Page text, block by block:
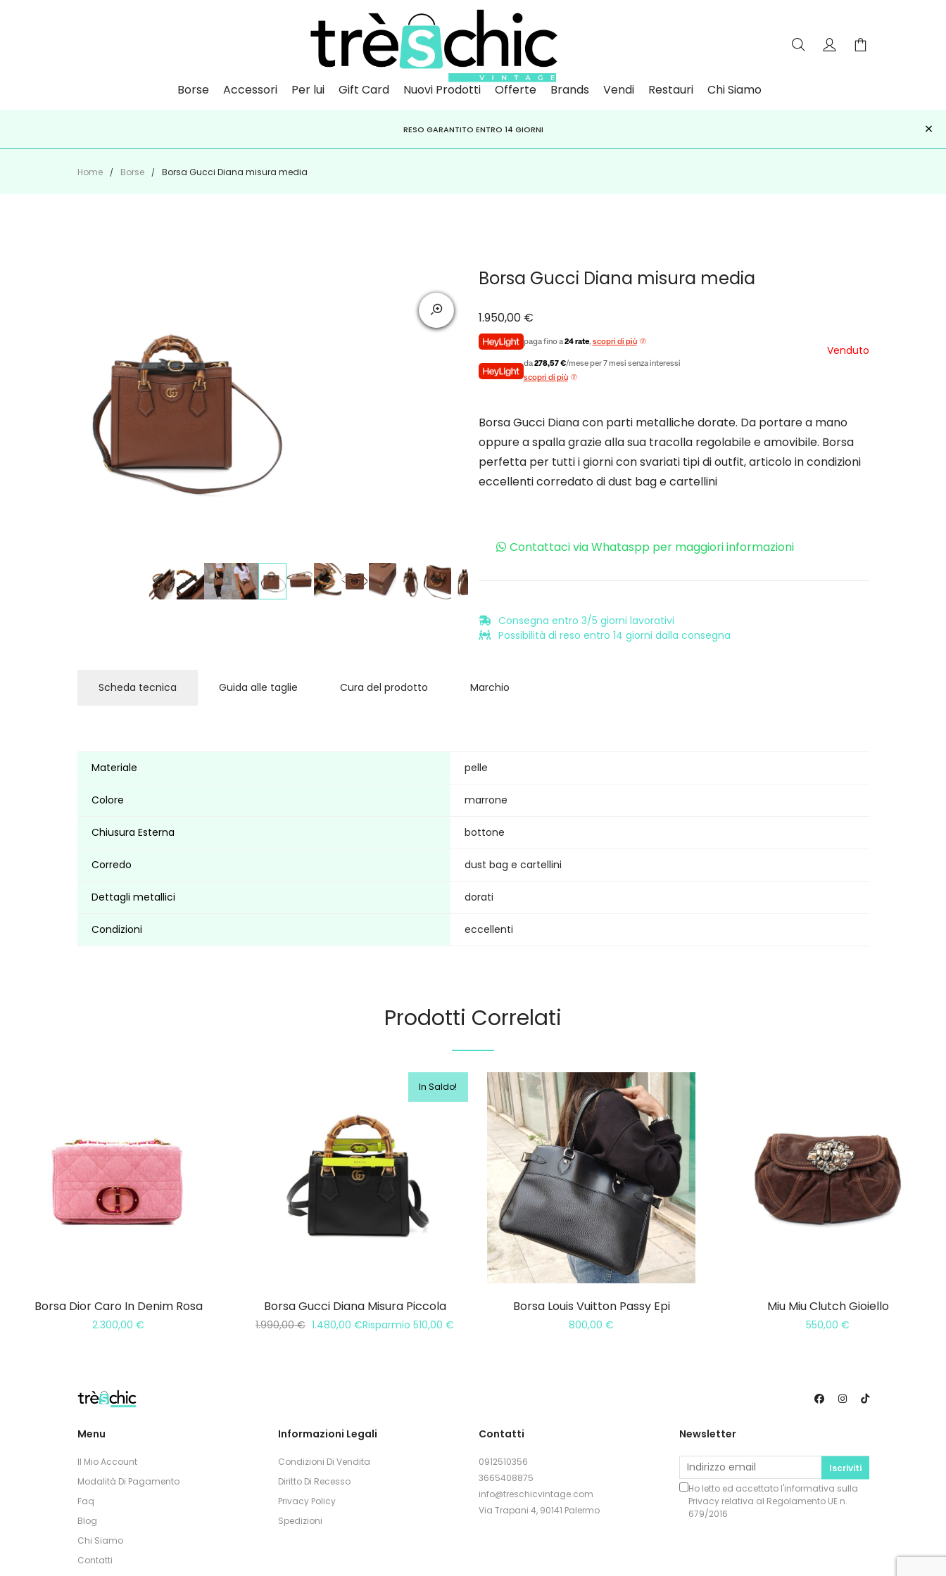
Borse Accessori Per lui Gift Card Nuovi Prodotti Offerte Brands Vendi Restauri Chi Siamo
PAGA A RATE CONKLARNA,HEYLIGHT,APPAGO
ISCRIVITI ALLA NEWSLETTER PER NON PERDERE SCONTI E OFFERTE IMPERDIBILI!
RESO GARANTITO ENTRO 14 GIORNI ×
Home Borse Borsa Gucci Diana misura media
Borsa Gucci Diana misura media
1.950,00 €
paga fino a24 rate, scopri di più
da278,57 €/mese per 7 mesi senza interessi
scopri di più
Venduto
Borsa Gucci Diana con parti metalliche dorate. Da portare a mano
oppure a spalla grazie alla sua tracolla regolabile e amovibile. Borsa
perfetta per tutti i giorni con svariati tipi di outfit, articolo in condizioni
eccellenti corredato di dust bag e cartellini
Contattaci via Whataspp per maggiori informazioni
Consegna entro 3/5 giorni lavorativi
Possibilità di reso entro 14 giorni dalla consegna
Scheda tecnica Guida alle taglie Cura del prodotto Marchio
Materiale pelle
Colore marrone
Chiusura Esterna bottone
Corredo dust bag e cartellini
Dettagli metallici dorati
Condizioni eccellenti
Prodotti Correlati
Borsa Dior Caro In Denim Rosa
2.300,00 €
In Saldo!
Borsa Gucci Diana Misura Piccola
1.990,00€ 1.480,00 €Risparmio 510,00 €
Borsa Louis Vuitton Passy Epi
800,00 €
Miu Miu Clutch Gioiello
550,00 €
Menu
Il Mio Account
Modalità Di Pagamento
Faq
Blog
Chi Siamo
Contatti
Informazioni Legali
Condizioni Di Vendita
Diritto Di Recesso
Privacy Policy
Spedizioni
Contatti
0912510356
3665408875
info@treschicvintage.com
Via Trapani 4, 90141 Palermo
Newsletter
Iscriviti
Ho letto ed accettato l'informativa sulla
Privacyrelativa al Regolamento UE n.
679/2016